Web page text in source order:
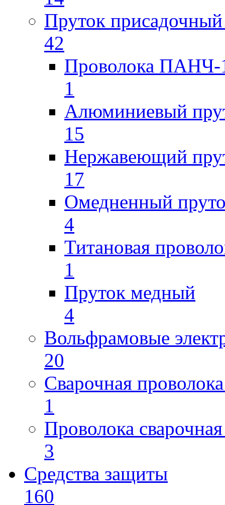
Пруток
42
Проволока ПАНЧ-
1
Алюминиевый
15
Нержавеющий
17
Омедненный
4
Титановая
1
Пруток медный
4
Вольфрамовые
20
Сварочная
1
Проволока
3
Средства защиты
160